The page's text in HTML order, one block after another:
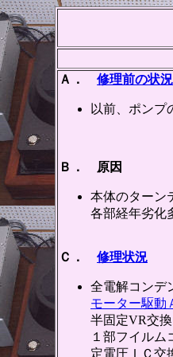
Ａ． 修理前の状況
以前、ポンプ
Ｂ． 原因
本体のターン
各部経年劣化
Ｃ． 修理状況
全電解コンデ
モーター駆動
半固定VR交換
１部フイルム
定電圧ＩＣ交